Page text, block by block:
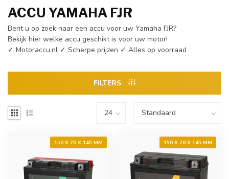
ACCU YAMAHA FJR
Bent u op zoek naar een accu voor uw Yamaha FJR?
Bekijk hier welke accu geschikt is voor uw motor!
✓ Motoraccu.nl ✓ Scherpe prijzen ✓ Alles op voorraad
FILTERS
150 X 70 X 145 MM 150 X 70 X 145 MM